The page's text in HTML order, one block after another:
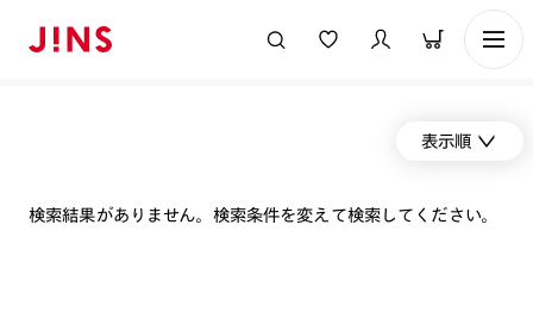
表示順
検索結果がありません。検索条件を変えて検索してください。